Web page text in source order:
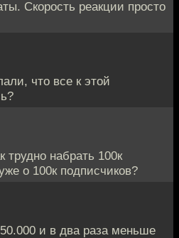
Скорость реакции просто
что все к этой
трудно набрать 100к
о 100к подписчиков?
и в два раза меньше